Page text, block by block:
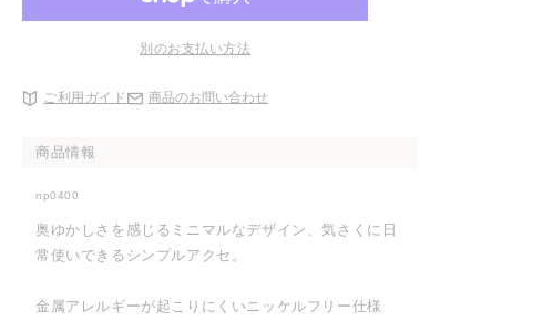
別のお支払い方法
ご利用ガイド 商品のお問い合わせ
商品情報
np0400
奥ゆかしさを感じるミニマルなデザイン、気さくに日
常使いできるシンプルアクセ。
金属アレルギーが起こりにくいニッケルフリー仕様